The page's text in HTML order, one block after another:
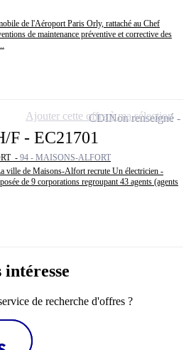
de l'Aéroport Paris Orly, rattaché au Chef
de maintenance préventive et corrective des
F - EC21701
- 94 - MAISONS-ALFORT
ville de Maisons-Alfort recrute Un électricien -
de 9 corporations regroupant 43 agents (agents
CDINon renseigné
Ajouter cette offre à ma sélection
de recherche d'offres ?